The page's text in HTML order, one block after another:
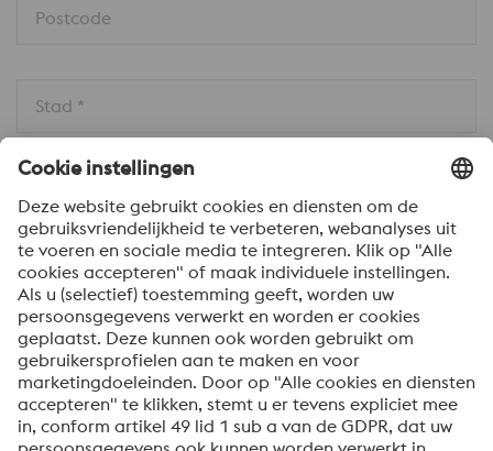
Postcode
Stad *
Land *
Bericht *
Om informatie over onze producten en diensten te
ontvangen, op de hoogte te blijven van onze
evenementen en nog veel meer, accepteert u uw